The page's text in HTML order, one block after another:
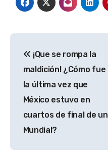
de
entradas
¡Que se rompa la
maldición! ¿Cómo fue
la última vez que
México estuvo en
cuartos de final de un
Mundial?